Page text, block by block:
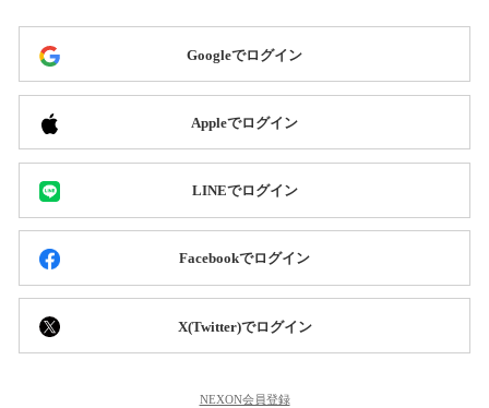
Googleでログイン
Appleでログイン
LINEでログイン
Facebookでログイン
X(Twitter)でログイン
NEXON会員登録